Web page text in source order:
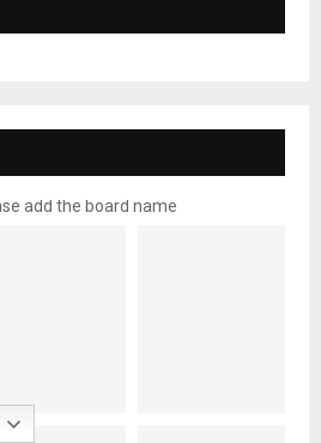
add the board name